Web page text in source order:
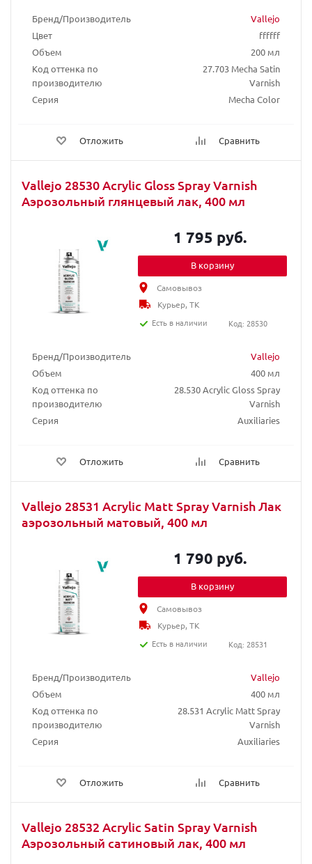
Бренд/Производитель
Vallejo
Цвет
ffffff
Объем
200 мл
Код оттенка по
производителю
27.703 Mecha Satin
Varnish
Серия
Mecha Color
Отложить Сравнить
Vallejo 28530 Acrylic Gloss Spray Varnish
Аэрозольный глянцевый лак, 400 мл
Бренд/Производитель
Vallejo
Объем
400 мл
Код оттенка по
производителю
28.530 Acrylic Gloss Spray
Varnish
Серия
Auxiliaries
Отложить Сравнить
1 795 руб.
В корзину
Самовывоз
Курьер, ТК
Есть в наличии
Код: 28530
Vallejo 28531 Acrylic Matt Spray Varnish Лак
аэрозольный матовый, 400 мл
Бренд/Производитель
Vallejo
Объем
400 мл
Код оттенка по
производителю
28.531 Acrylic Matt Spray
Varnish
Серия
Auxiliaries
Отложить Сравнить
1 790 руб.
В корзину
Самовывоз
Курьер, ТК
Есть в наличии
Код: 28531
Vallejo 28532 Acrylic Satin Spray Varnish
Аэрозольный сатиновый лак, 400 мл